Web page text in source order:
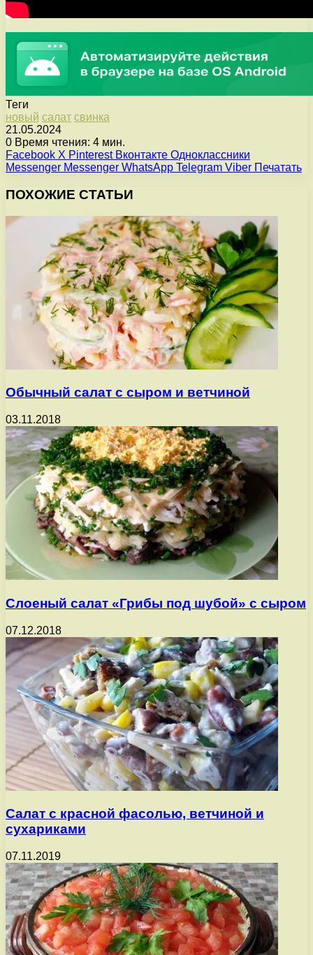
Теги
новый салат свинка
21.05.2024
0 Время чтения: 4 мин.
Facebook X Pinterest Вконтакте Одноклассники
Messenger Messenger WhatsApp Telegram Viber Печатать
ПОХОЖИЕ СТАТЬИ
Обычный салат с сыром и ветчиной
03.11.2018
Слоеный салат «Грибы под шубой» с сыром
07.12.2018
Салат с красной фасолью, ветчиной и
сухариками
07.11.2019